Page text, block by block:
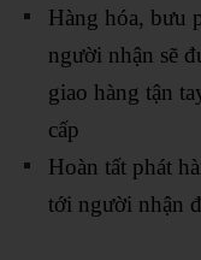
Hàng hóa, bưu
người nhận sẽ
giao hàng tận
cấp
Hoàn tất phát
tới người nhận